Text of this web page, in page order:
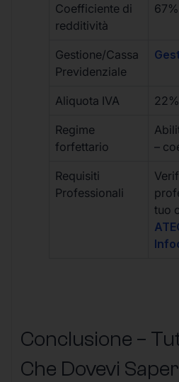
Coefficiente di
redditività
67%
Gestione/Cassa
Previdenziale
Aliquota IVA 22%
Regime
forfettario
–
Requisiti
Professionali
tuo
Conclusione –
Che Dovevi